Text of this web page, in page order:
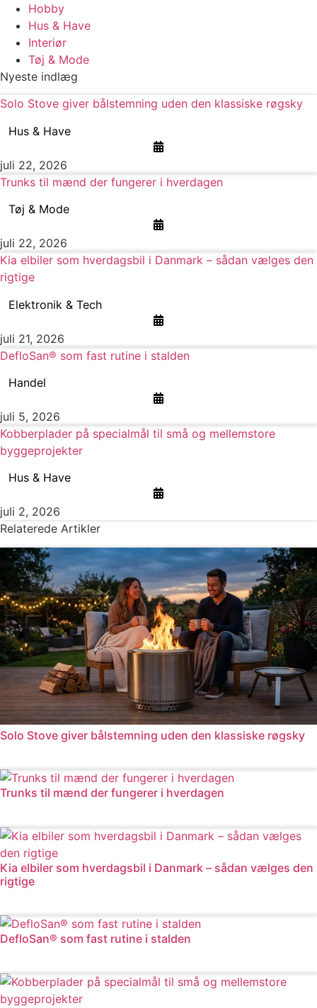
Hobby
Hus & Have
Interiør
Tøj & Mode
Nyeste indlæg
Solo Stove giver bålstemning uden den klassiske røgsky
Hus & Have
juli 22, 2026
Trunks til mænd der fungerer i hverdagen
Tøj & Mode
juli 22, 2026
Kia elbiler som hverdagsbil i Danmark – sådan vælges den
rigtige
Elektronik & Tech
juli 21, 2026
DefloSan® som fast rutine i stalden
Handel
juli 5, 2026
Kobberplader på specialmål til små og mellemstore
byggeprojekter
Hus & Have
juli 2, 2026
Relaterede Artikler
Solo Stove giver bålstemning uden den klassiske røgsky
Trunks til mænd der fungerer i hverdagen
Kia elbiler som hverdagsbil i Danmark – sådan vælges den
rigtige
DefloSan® som fast rutine i stalden